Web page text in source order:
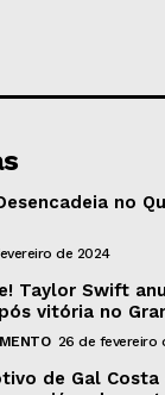
no
de 2024
Taylor Swift
vitória no
26 de fevereiro
de Gal Costa